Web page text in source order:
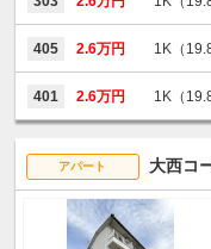
405 2.6万円 1K（
401 2.6万円 1K（
アパート 大西コ